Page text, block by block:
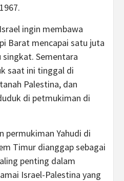
ingin membawa
Barat mencapai satu juta
Sementara
saat ini tinggal di
Palestina, dan
di petmukiman di
permukiman Yahudi di
Timur dianggap sebagai
penting dalam
Israel-Palestina yang